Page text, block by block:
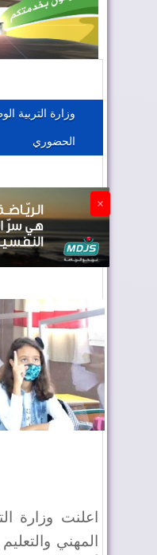
المغرب
وزارة التربية
الحضوري
×
اعلنت وزارة
المهني